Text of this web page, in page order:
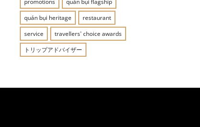
promotions
quán bụi flagship
quán bụi heritage
restaurant
service
travellers' choice awards
トリップアドバイザー